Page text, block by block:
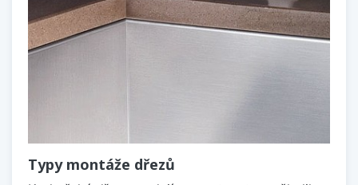
Typy montáže dřezů